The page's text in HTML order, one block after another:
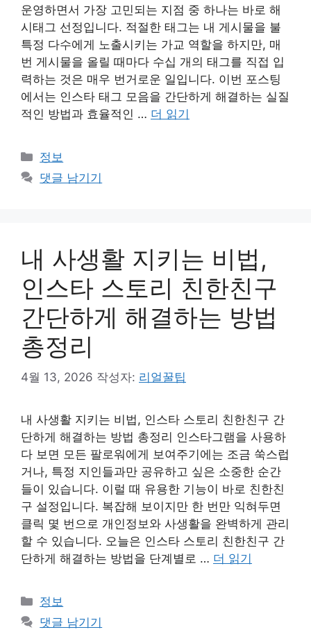
운영하면서 가장 고민되는 지점 중 하나는 바로 해
시태그 선정입니다. 적절한 태그는 내 게시물을 불
특정 다수에게 노출시키는 가교 역할을 하지만, 매
번 게시물을 올릴 때마다 수십 개의 태그를 직접 입
력하는 것은 매우 번거로운 일입니다. 이번 포스팅
에서는 인스타 태그 모음을 간단하게 해결하는 실질
적인 방법과 효율적인 … 더 읽기
카
테
정보
댓글 남기기
내 사생활 지키는 비법,
인스타 스토리 친한친구
간단하게 해결하는 방법
총정리
4월 13, 2026 작성자: 리얼꿀팁
내 사생활 지키는 비법, 인스타 스토리 친한친구 간
단하게 해결하는 방법 총정리 인스타그램을 사용하
다 보면 모든 팔로워에게 보여주기에는 조금 쑥스럽
거나, 특정 지인들과만 공유하고 싶은 소중한 순간
들이 있습니다. 이럴 때 유용한 기능이 바로 친한친
구 설정입니다. 복잡해 보이지만 한 번만 익혀두면
클릭 몇 번으로 개인정보와 사생활을 완벽하게 관리
할 수 있습니다. 오늘은 인스타 스토리 친한친구 간
단하게 해결하는 방법을 단계별로 … 더 읽기
카
테
고
정보
댓글 남기기